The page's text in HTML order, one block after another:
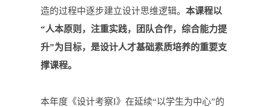
造的过程中逐步建立设计思维逻辑。本课程以
“人本原则，注重实践，团队合作，综合能力提
升”为目标，是设计人才基础素质培养的重要支
撑课程。
本年度《设计考察I》在延续“以学生为中心”的